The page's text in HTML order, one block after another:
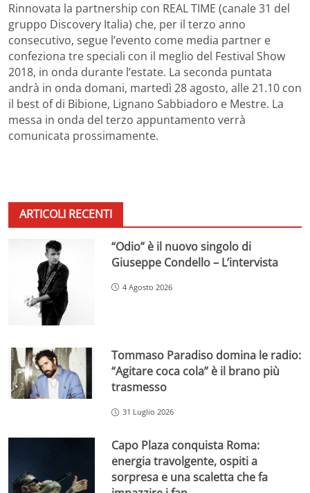
Rinnovata la partnership con REAL TIME (canale 31 del
gruppo Discovery Italia) che, per il terzo anno
consecutivo, segue l’evento come media partner e
confeziona tre speciali con il meglio del Festival Show
2018, in onda durante l’estate. La seconda puntata
andrà in onda domani, martedì 28 agosto, alle 21.10 con
il best of di Bibione, Lignano Sabbiadoro e Mestre. La
messa in onda del terzo appuntamento verrà
comunicata prossimamente.
ARTICOLI RECENTI
“Odio” è il nuovo singolo di
Giuseppe Condello – L’intervista
4 Agosto 2026
Tommaso Paradiso domina le radio:
“Agitare coca cola” è il brano più
trasmesso
31 Luglio 2026
Capo Plaza conquista Roma:
energia travolgente, ospiti a
sorpresa e una scaletta che fa